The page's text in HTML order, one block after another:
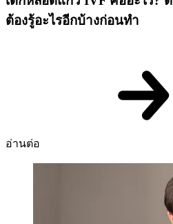
ต้องรู้อะไรอีกบ้างก่อนทำ
อ่านต่อ